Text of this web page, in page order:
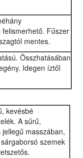
Fűszer
mentes.
Összhatásában
Idegen íztől
kevésbé
A sűrű,
masszában,
szemek